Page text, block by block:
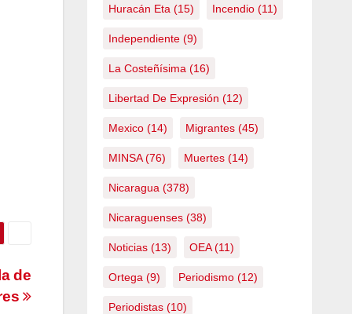
de
Huracán Eta (15) Incendio(11)
Independiente(9)
La Costeñísima (16)
Libertad De Expresión (12)
Mexico(14) Migrantes(45)
MINSA(76) Muertes(14)
Nicaragua (378)
Nicaraguenses(38)
Noticias(13) OEA(11)
Ortega (9) Periodismo(12)
Periodistas(10)